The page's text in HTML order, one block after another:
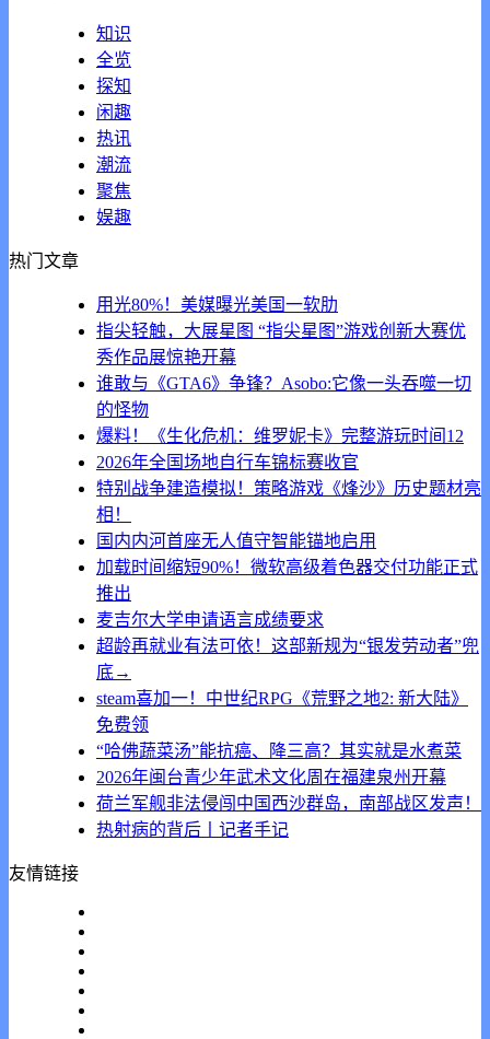
知识
全览
探知
闲趣
热讯
潮流
聚焦
娱趣
热门文章
用光80%！美媒曝光美国一软肋
指尖轻触，大展星图 “指尖星图”游戏创新大赛优
秀作品展惊艳开幕
谁敢与《GTA6》争锋？Asobo:它像一头吞噬一切
的怪物
爆料！《生化危机：维罗妮卡》完整游玩时间12
2026年全国场地自行车锦标赛收官
特别战争建造模拟！策略游戏《烽沙》历史题材亮
相！
国内内河首座无人值守智能锚地启用
加载时间缩短90%！微软高级着色器交付功能正式
推出
麦吉尔大学申请语言成绩要求
超龄再就业有法可依！这部新规为“银发劳动者”兜
底→
steam喜加一！中世纪RPG《荒野之地2: 新大陆》
免费领
“哈佛蔬菜汤”能抗癌、降三高？其实就是水煮菜
2026年闽台青少年武术文化周在福建泉州开幕
荷兰军舰非法侵闯中国西沙群岛，南部战区发声！
热射病的背后丨记者手记
友情链接